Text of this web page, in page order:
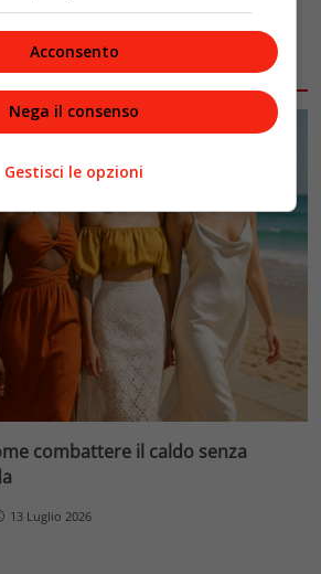
combattere il caldo senza
13 Luglio 2026
Acconsento
Nega il consenso
Gestisci le opzioni